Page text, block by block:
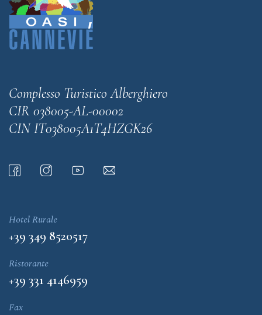
Complesso Turistico Alberghiero
CIR 038005-AL-00002
CIN IT038005A1T4HZGK26
Hotel Rurale
+39 349 8520517
Ristorante
+39 331 4146959
Fax